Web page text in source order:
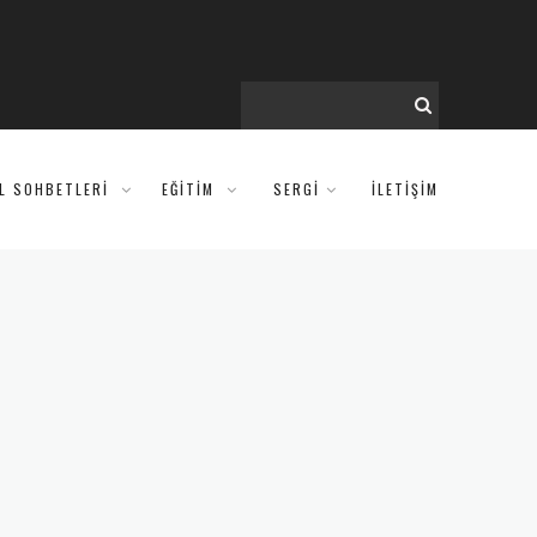
SOHBETLERI EĞITIM SERGİ İLETİŞİM